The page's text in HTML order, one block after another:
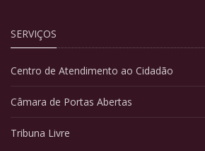
SERVIÇOS
Centro de Atendimento ao Cidadão
Câmara de Portas Abertas
Tribuna Livre